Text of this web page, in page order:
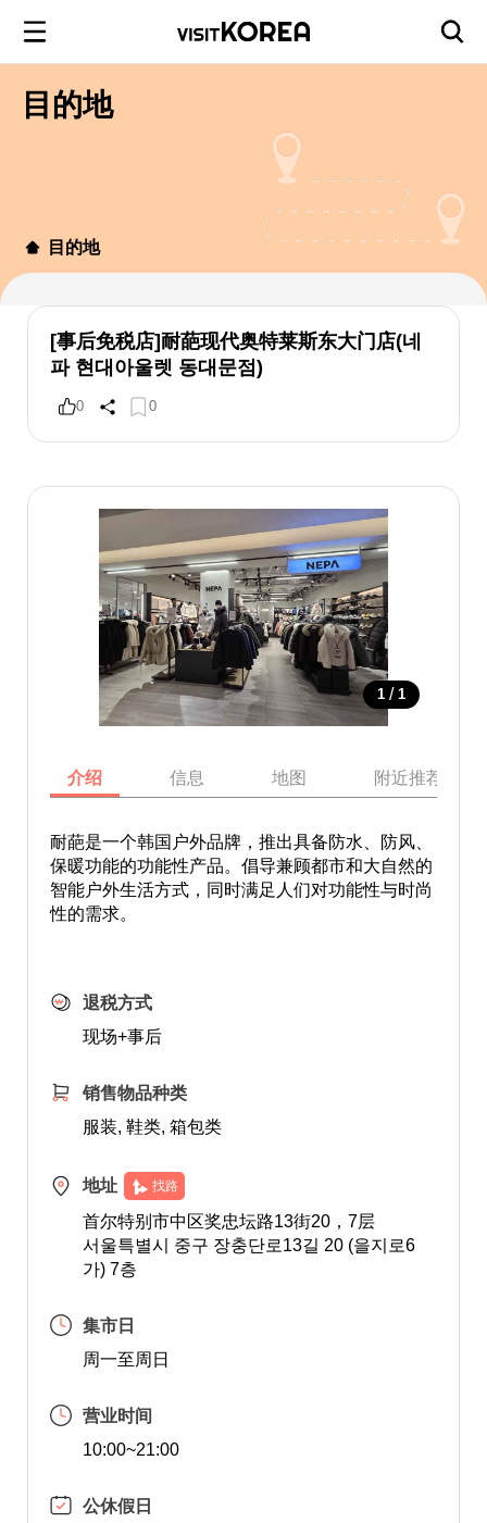
目的地
目的地
[事后免税店]耐葩现代奥特莱斯东大门店(네
파 현대아울렛 동대문점)
0 0
1 / 1
介绍 信息 地图 附近推荐景点
耐葩是一个韩国户外品牌，推出具备防水、防风、
保暖功能的功能性产品。倡导兼顾都市和大自然的
智能户外生活方式，同时满足人们对功能性与时尚
性的需求。
退税方式
现场+事后
销售物品种类
服装, 鞋类, 箱包类
地址 找路
首尔特别市中区奖忠坛路13街20，7层
서울특별시 중구 장충단로13길 20 (을지로6
가) 7층
集市日
周一至周日
营业时间
10:00~21:00
公休假日